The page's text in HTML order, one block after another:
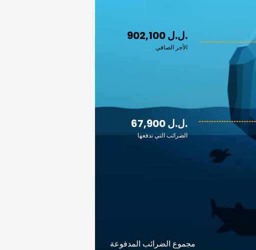
902,100 ل.ل.‎
الأجر الصافي
67,900 ل.ل.‎
الضرائب التي تدفعها
مجموع الضرائب المدفوعة